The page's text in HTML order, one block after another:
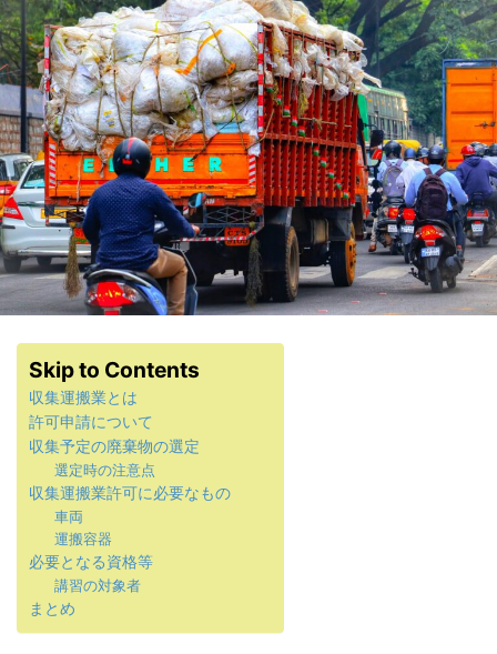
Skip to Contents
収集運搬業とは
許可申請について
収集予定の廃棄物の選定
選定時の注意点
収集運搬業許可に必要なもの
車両
運搬容器
必要となる資格等
講習の対象者
まとめ